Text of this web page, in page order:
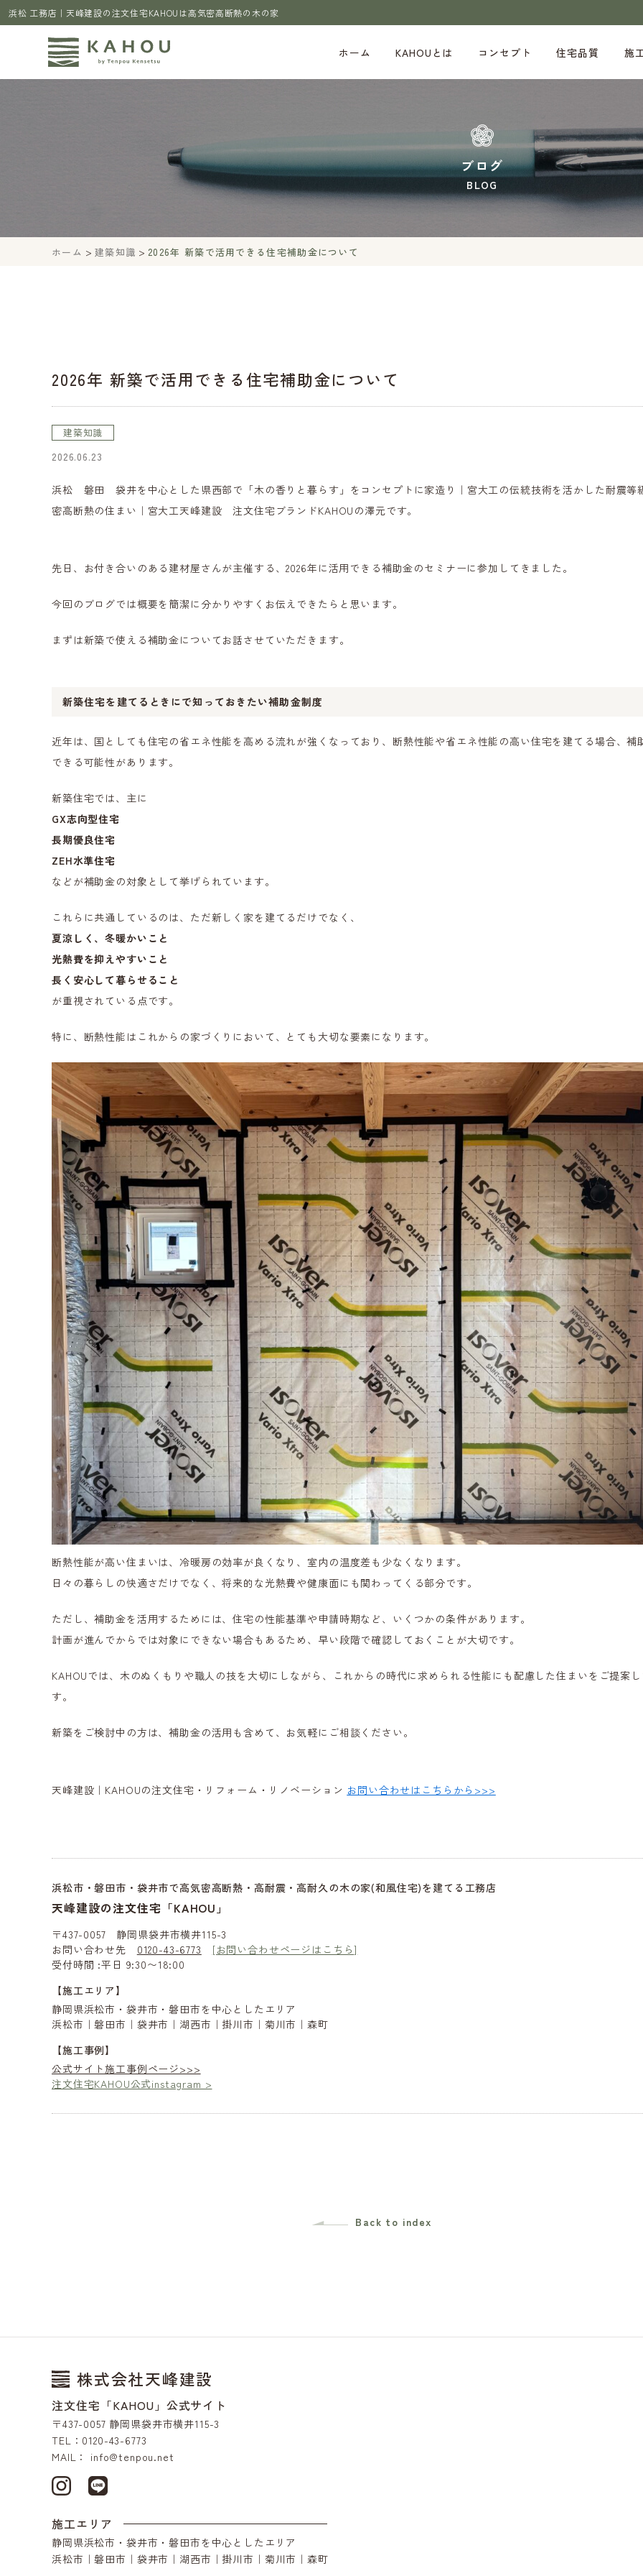
浜松 工務店｜天峰建設の注文住宅KAHOUは高気密高断熱の木の家
ホーム KAHOUとは コンセプト 住宅品質 施
ブログ
BLOG
ホーム > 建築知識 > 2026年 新築で活用できる住宅補助金について
2026年 新築で活用できる住宅補助金について
建築知識
2026.06.23
浜松 磐田 袋井を中心とした県西部で「木の香りと暮らす」をコンセプトに家造り｜宮大工の伝統技術を活かした耐震
密高断熱の住まい｜宮大工天峰建設 注文住宅ブランドKAHOUの澤元です。
先日、お付き合いのある建材屋さんが主催する、2026年に活用できる補助金のセミナーに参加してきました。
今回のブログでは概要を簡潔に分かりやすくお伝えできたらと思います。
まずは新築で使える補助金についてお話させていただきます。
新築住宅を建てるときにで知っておきたい補助金制度
近年は、国としても住宅の省エネ性能を高める流れが強くなっており、断熱性能や省エネ性能の高い住宅を建てる場合、補
できる可能性があります。
新築住宅では、主に
GX志向型住宅
長期優良住宅
ZEH水準住宅
などが補助金の対象として挙げられています。
これらに共通しているのは、ただ新しく家を建てるだけでなく、
夏涼しく、冬暖かいこと
光熱費を抑えやすいこと
長く安心して暮らせること
が重視されている点です。
特に、断熱性能はこれからの家づくりにおいて、とても大切な要素になります。
断熱性能が高い住まいは、冷暖房の効率が良くなり、室内の温度差も少なくなります。
日々の暮らしの快適さだけでなく、将来的な光熱費や健康面にも関わってくる部分です。
ただし、補助金を活用するためには、住宅の性能基準や申請時期など、いくつかの条件があります。
計画が進んでからでは対象にできない場合もあるため、早い段階で確認しておくことが大切です。
KAHOUでは、木のぬくもりや職人の技を大切にしながら、これからの時代に求められる性能にも配慮した住まいをご提案
す。
新築をご検討中の方は、補助金の活用も含めて、お気軽にご相談ください。
天峰建設｜KAHOUの注文住宅・リフォーム・リノベーション お問い合わせはこちらから>>>
浜松市・磐田市・袋井市で高気密高断熱・高耐震・高耐久の木の家(和風住宅)を建てる工務店
天峰建設の注文住宅「KAHOU」
〒437-0057 静岡県袋井市横井115-3
お問い合わせ先 0120-43-6773
[お問い合わせページはこちら]
受付時間 :平日 9:30〜18:00
【施工エリア】
静岡県浜松市・袋井市・磐田市を中心としたエリア
浜松市｜磐田市｜袋井市｜湖西市｜掛川市｜菊川市｜森町
【施工事例】
公式サイト施工事例ページ>>>
注文住宅KAHOU公式instagram >
Back to index
株式会社天峰建設
注文住宅「KAHOU」公式サイト
〒437-0057 静岡県袋井市横井115-3
TEL：0120-43-6773
MAIL： info@tenpou.net
施工エリア
静岡県浜松市・袋井市・磐田市を中心としたエリア
浜松市｜磐田市｜袋井市｜湖西市｜掛川市｜菊川市｜森町